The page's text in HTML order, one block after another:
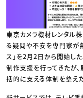
東京カメラ機材レンタル
る疑問や不安を専門家が
ス」を2月2日から開始し
制作支援を行ってきたが
括的に支える体制を整え